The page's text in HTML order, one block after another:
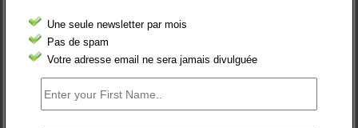
Une seule newsletter par mois
Pas de spam
Votre adresse email ne sera jamais divulguée
Emploi
Formation
Jeunesse
Orientation